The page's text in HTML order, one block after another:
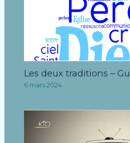
Les deux traditions –
6 mars 2024